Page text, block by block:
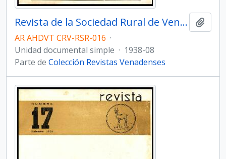
Revista de la Sociedad Rural de Venado Tuerto - Número 16
AR AHDVT CRV-RSR-016 ·
Unidad documental simple · 1938-08
Parte de Colección Revistas Venadenses